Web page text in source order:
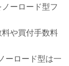
ーロード型フ
や買付手数料
ーロード型は一